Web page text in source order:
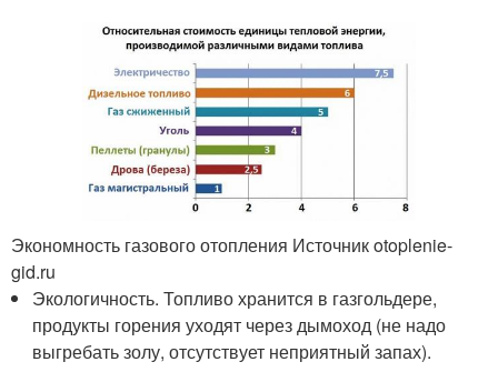
Экономность газового отопления Источник otoplenie-
gid.ru
Экологичность. Топливо хранится в газгольдере,
продукты горения уходят через дымоход (не надо
выгребать золу, отсутствует неприятный запах).